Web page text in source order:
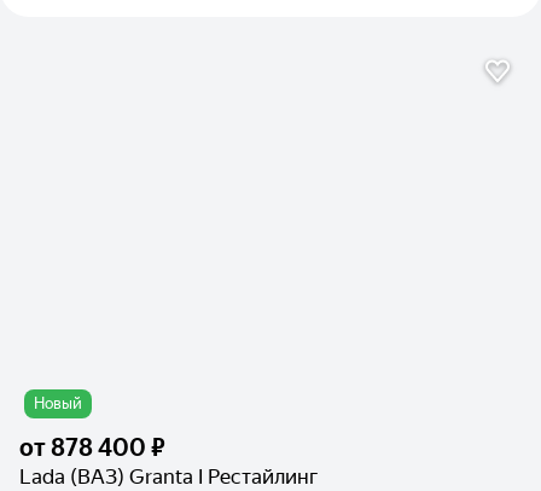
Новый
от878 400 ₽
Lada (ВАЗ) Granta I Рестайлинг